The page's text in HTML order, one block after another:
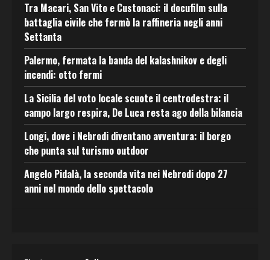
Tra Macari, San Vito e Custonaci: il docufilm sulla
battaglia civile che fermò la raffineria negli anni
Settanta
Palermo, fermata la banda del kalashnikov e degli
incendi: otto fermi
La Sicilia del voto locale scuote il centrodestra: il
campo largo respira, De Luca resta ago della bilancia
Longi, dove i Nebrodi diventano avventura: il borgo
che punta sul turismo outdoor
Angelo Pidalà, la seconda vita nei Nebrodi dopo 27
anni nel mondo dello spettacolo